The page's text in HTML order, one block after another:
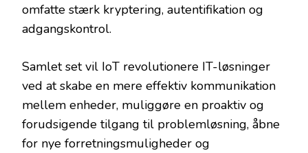
omfatte stærk kryptering, autentifikation og
adgangskontrol.
Samlet set vil IoT revolutionere IT-løsninger
ved at skabe en mere effektiv kommunikation
mellem enheder, muliggøre en proaktiv og
forudsigende tilgang til problemløsning, åbne
for nye forretningsmuligheder og